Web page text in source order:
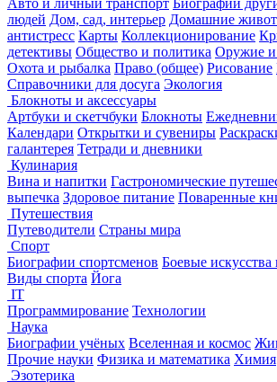
Авто и личный транспорт Биографии
людей Дом, сад, интерьер Домашние
антистресс Карты Коллекционирование
детективы Общество и политика Оружие и
Охота и рыбалка Право (общее) Рисование
Справочники для досуга Экология
Блокноты и аксессуары
Артбуки и скетчбуки Блокноты
Календари Открытки и сувениры
галантерея Тетради и дневники
Кулинария
Вина и напитки Гастрономические
выпечка Здоровое питание Поваренные
Путешествия
Путеводители Страны мира
Спорт
Биографии спортсменов Боевые искусства
Виды спорта Йога
IT
Программирование Технологии
Наука
Биографии учёных Вселенная и космос
Прочие науки Физика и математика Химия
Эзотерика